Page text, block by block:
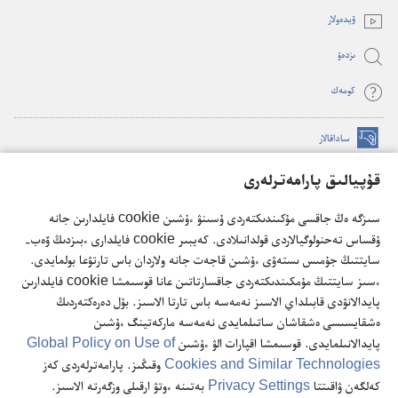
قۇپيالىق پارامەترلەرى
سىزگە ەڭ جاقسى مۇكىندىكتەردى ۇسىنۋ ءۇشىن cookie فايلدارىن جانە
ۇقساس تەحنولوگيالاردى قولدانىلادى. كەيبىر cookie فايلدارى ءبىزدىڭ ۆەب-
سايتتىڭ جۇمىس ىستەۋى ءۇشىن قاجەت جانە ولاردان باس تارتۋعا بولمايدى.
ءسىز سايتتىڭ مۇمكىندىكتەردى جاقسارتاتىن عانا قوسىمشا cookie فايلدارىن
پايدالانۋدى قابىلداي الاسىز نەمەسە باس تارتا الاسىز. بۇل دەرەكتەردىڭ
ەشقايسىسى ەشقاشان ساتىلمايدى نەمەسە ماركەتينگ ءۇشىن
پايدالانىلمايدى. قوسىمشا اقپارات الۋ ءۇشىنGlobal Policy on Use of
Cookies and Similar Technologies وقىڭىز. پارامەترلەردى كەز
كەلگەن ۋاقىتتا Privacy Settings بەتىنە ءوتۋ ارقىلى وزگەرتە الاسىز.
ۆيدە‌ولار
ىزدە‌ۋ
كومە‌ك
ساداقالار
(opens
window) كۇزەت مۇناراسىنىڭ تورداعى كىتاپحاناسى
new
window)
JW Hub
®
(opens
new
window)
JW Library
Copyright© 2026 Watch Tower Bible and Tract Society of Pennsylvania.